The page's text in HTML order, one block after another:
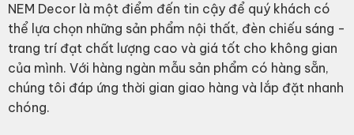
NEM Decor là một điểm đến tin cậy để quý khách có
thể lựa chọn những sản phẩm nội thất, đèn chiếu sáng -
trang trí đạt chất lượng cao và giá tốt cho không gian
của mình. Với hàng ngàn mẫu sản phẩm có hàng sẵn,
chúng tôi đáp ứng thời gian giao hàng và lắp đặt nhanh
chóng.